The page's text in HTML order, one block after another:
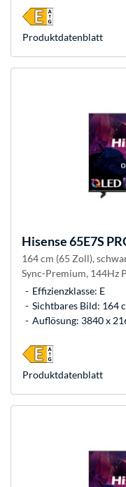
Produkt­datenblatt
Hisense65E7S
164 cm (65 Zoll),
Sync-Premium, 144Hz
Effizienzklasse: E
Sichtbares Bild: 164
Auflösung: 3840 x
Produkt­datenblatt